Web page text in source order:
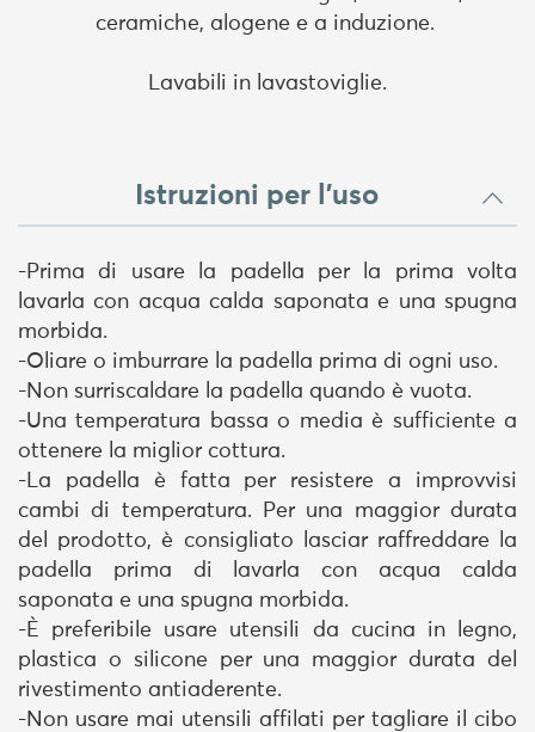
ceramiche, alogene e a induzione.
Lavabili in lavastoviglie.
Istruzioni per l'uso
-Prima di usare la padella per la prima volta
lavarla con acqua calda saponata e una spugna
morbida.
-Oliare o imburrare la padella prima di ogni uso.
-Non surriscaldare la padella quando è vuota.
-Una temperatura bassa o media è sufficiente a
ottenere la miglior cottura.
-La padella è fatta per resistere a improvvisi
cambi di temperatura. Per una maggior durata
del prodotto, è consigliato lasciar raffreddare la
padella prima di lavarla con acqua calda
saponata e una spugna morbida.
-È preferibile usare utensili da cucina in legno,
plastica o silicone per una maggior durata del
rivestimento antiaderente.
-Non usare mai utensili affilati per tagliare il cibo